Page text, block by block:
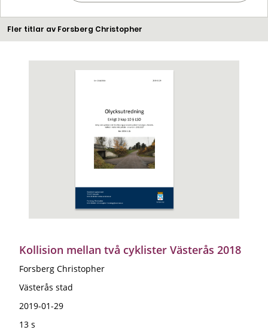
Fler titlar av Forsberg Christopher
Kollision mellan två cyklister Västerås 2018
Forsberg Christopher
Västerås stad
2019-01-29
13 s